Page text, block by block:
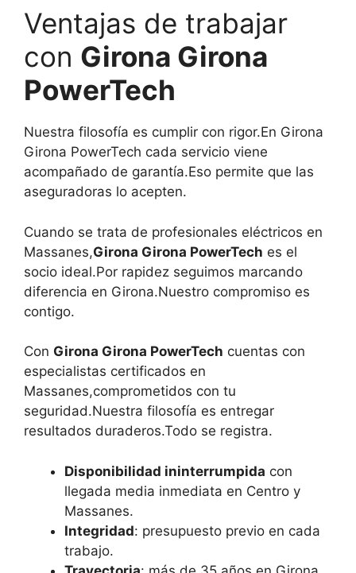
Ventajas de trabajar
con Girona Girona
PowerTech
Nuestra filosofía es cumplir con rigor.En Girona
Girona PowerTech cada servicio viene
acompañado de garantía.Eso permite que las
aseguradoras lo acepten.
Cuando se trata de profesionales eléctricos en
Massanes,Girona Girona PowerTech es el
socio ideal.Por rapidez seguimos marcando
diferencia en Girona.Nuestro compromiso es
contigo.
Con Girona Girona PowerTech cuentas con
especialistas certificados en
Massanes,comprometidos con tu
seguridad.Nuestra filosofía es entregar
resultados duraderos.Todo se registra.
Disponibilidad ininterrumpida con
llegada media inmediata en Centro y
Massanes.
Integridad: presupuesto previo en cada
trabajo.